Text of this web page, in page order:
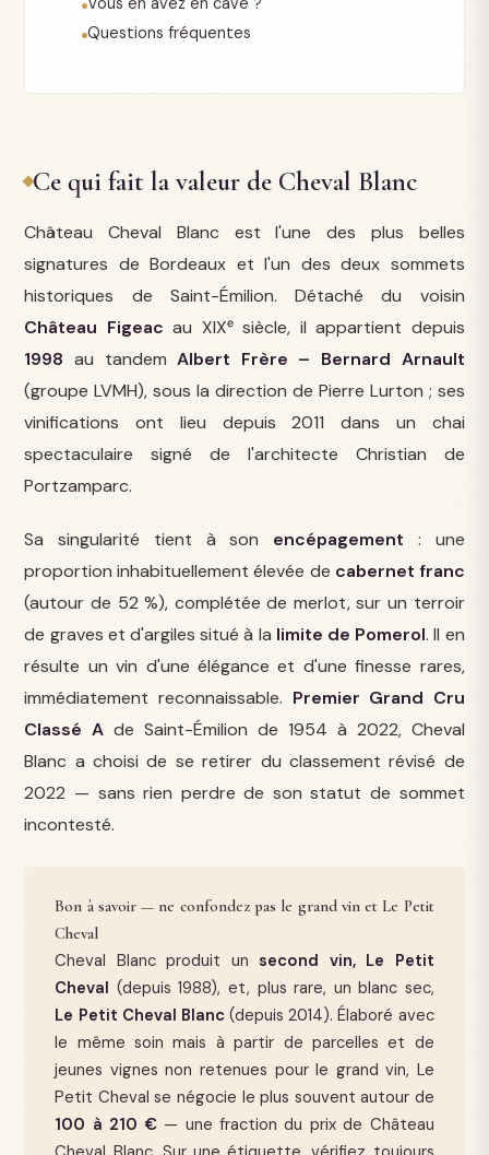
Questions fréquentes
Ce qui fait la valeur de Cheval Blanc
Château Cheval Blanc est l'une des plus belles
signatures de Bordeaux et l'un des deux sommets
historiques de Saint-Émilion. Détaché du voisin
Château Figeac au XIXᵉ siècle, il appartient depuis
1998 au tandemAlbert Frère – Bernard Arnault
(groupe LVMH), sous la direction de Pierre Lurton ; ses
vinifications ont lieu depuis 2011 dans un chai
spectaculaire signé de l'architecte Christian de
Portzamparc.
Sa singularité tient à son encépagement : une
proportion inhabituellement élevée de cabernet franc
(autour de 52 %), complétée de merlot, sur un terroir
de graves et d'argiles situé à la limite de Pomerol. Il en
résulte un vin d'une élégance et d'une finesse rares,
immédiatement reconnaissable. Premier Grand Cru
Classé A de Saint-Émilion de 1954 à 2022, Cheval
Blanc a choisi de se retirer du classement révisé de
2022 — sans rien perdre de son statut de sommet
incontesté.
Bon à savoir — ne confondez pas le grand vin et Le Petit
Cheval
Cheval Blanc produit unsecond vin, Le Petit
Cheval (depuis 1988), et, plus rare, un blanc sec,
Le Petit Cheval Blanc(depuis 2014). Élaboré avec
le même soin mais à partir de parcelles et de
jeunes vignes non retenues pour le grand vin, Le
Petit Cheval se négocie le plus souvent autour de
100 à 210 €— une fraction du prix de Château